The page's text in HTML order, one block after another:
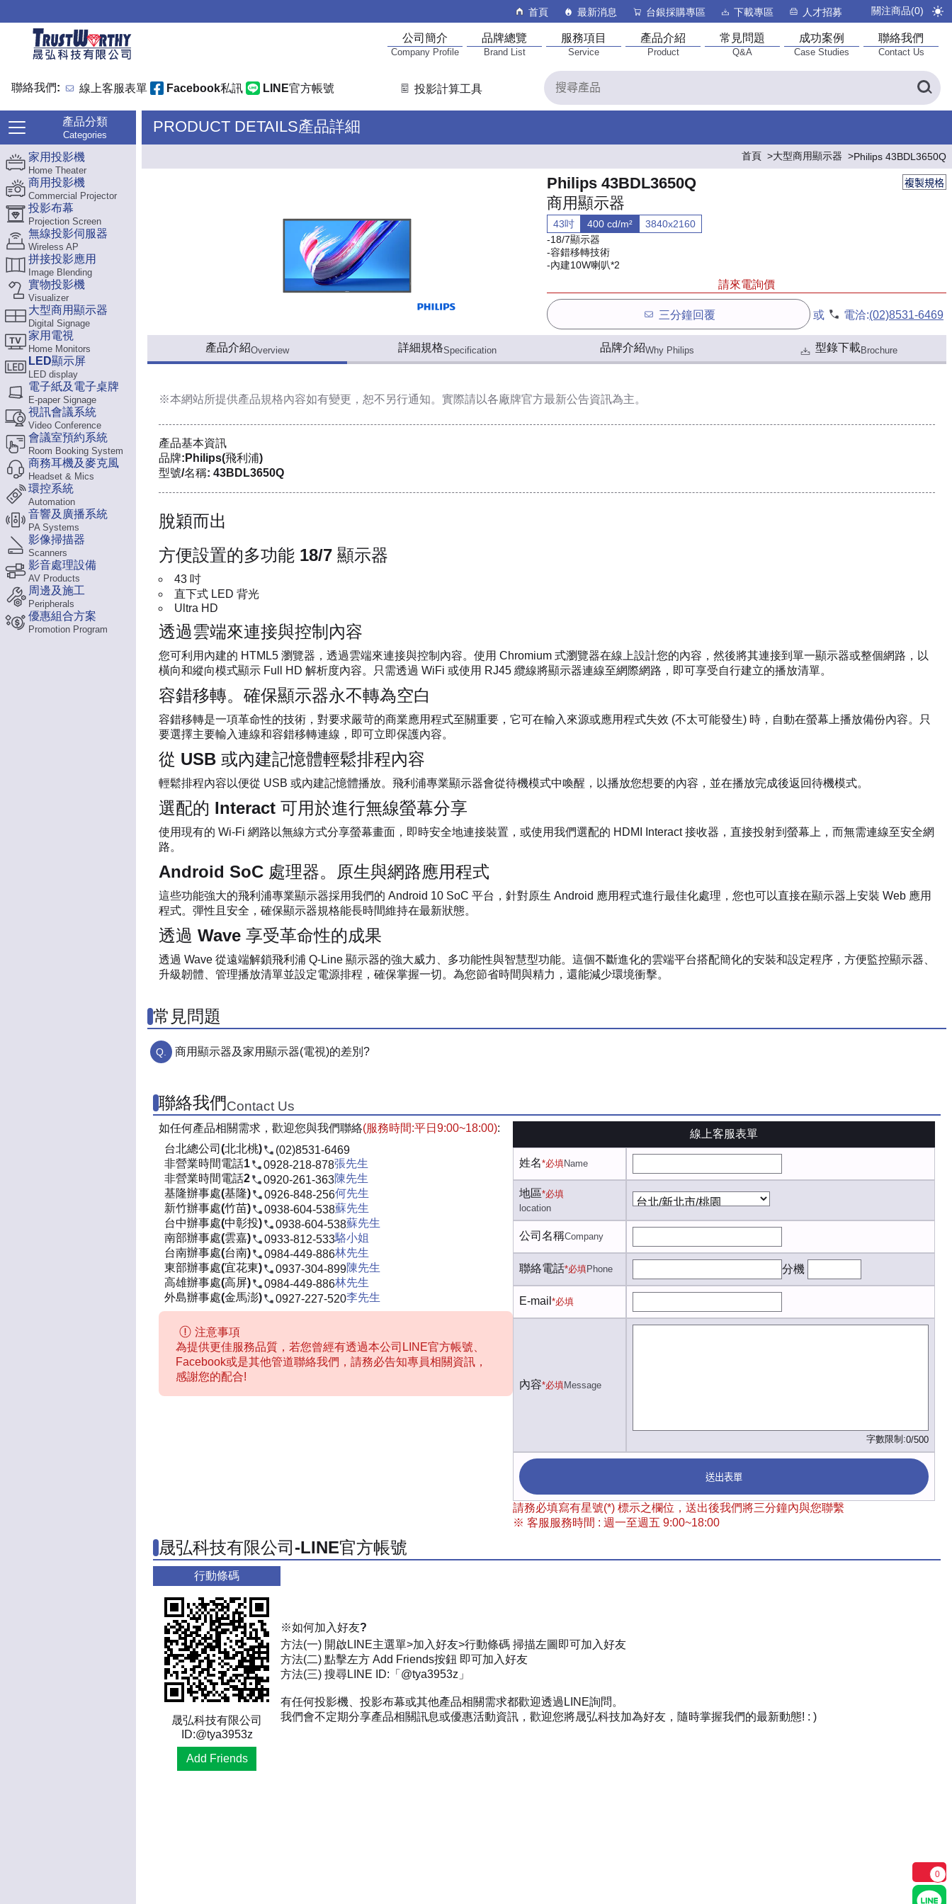
首頁 最新消息 台銀採購專區 下載專區 人才招募 關注商品(0)
公司簡介
Company Profile
品牌總覽
Brand List
服務項目
Service
產品介紹
Product
常見問題
Q&A
成功案例
Case Studies
聯絡我們
Contact Us
聯絡我們: 線上客服表單 Facebook私訊 LINE官方帳號 投影計算工具
產品分類
Categories
家用投影機
Home Theater
商用投影機
Commercial Projector
投影布幕
Projection Screen
無線投影伺服器
Wireless AP
拼接投影應用
Image Blending
實物投影機
Visualizer
大型商用顯示器
Digital Signage
家用電視
Home Monitors
LED顯示屏
LED display
電子紙及電子桌牌
E-paper Signage
視訊會議系統
Video Conference
會議室預約系統
Room Booking System
商務耳機及麥克風
Headset & Mics
環控系統
Automation
音響及廣播系統
PA Systems
影像掃描器
Scanners
影音處理設備
AV Products
周邊及施工
Peripherals
優惠組合方案
Promotion Program
PRODUCT DETAILS產品詳細
首頁 大型商用顯示器 Philips 43BDL3650Q
複製規格
Philips 43BDL3650Q
商用顯示器
43吋 400 cd/m²
3840x2160
-18/7顯示器
-容錯移轉技術
-內建10W喇叭*2
請來電詢價
三分鐘回覆 或 電洽:(02)8531-6469
產品介紹Overview 詳細規格Specification 品牌介紹Why Philips 型錄下載Brochure
※本網站所提供產品規格內容如有變更，恕不另行通知。實際請以各廠牌官方最新公告資訊為主。
產品基本資訊
品牌:Philips(飛利浦)
型號/名稱: 43BDL3650Q
脫穎而出
方便設置的多功能 18/7 顯示器
43 吋
直下式 LED 背光
Ultra HD
透過雲端來連接與控制內容
您可利用內建的 HTML5 瀏覽器，透過雲端來連接與控制內容。使用 Chromium 式瀏覽器在線上設計您的內容，然後將其連接到單一顯示器或整個網路，以
橫向和縱向模式顯示 Full HD 解析度內容。只需透過 WiFi 或使用 RJ45 纜線將顯示器連線至網際網路，即可享受自行建立的播放清單。
容錯移轉。確保顯示器永不轉為空白
容錯移轉是一項革命性的技術，對要求嚴苛的商業應用程式至關重要，它可在輸入來源或應用程式失效 (不太可能發生) 時，自動在螢幕上播放備份內容。只
要選擇主要輸入連線和容錯移轉連線，即可立即保護內容。
從 USB 或內建記憶體輕鬆排程內容
輕鬆排程內容以便從 USB 或內建記憶體播放。飛利浦專業顯示器會從待機模式中喚醒，以播放您想要的內容，並在播放完成後返回待機模式。
選配的 Interact 可用於進行無線螢幕分享
使用現有的 Wi-Fi 網路以無線方式分享螢幕畫面，即時安全地連接裝置，或使用我們選配的 HDMI Interact 接收器，直接投射到螢幕上，而無需連線至安全網
路。
Android SoC 處理器。原生與網路應用程式
這些功能強大的飛利浦專業顯示器採用我們的 Android 10 SoC 平台，針對原生 Android 應用程式進行最佳化處理，您也可以直接在顯示器上安裝 Web 應用
程式。彈性且安全，確保顯示器規格能長時間維持在最新狀態。
透過 Wave 享受革命性的成果
透過 Wave 從遠端解鎖飛利浦 Q-Line 顯示器的強大威力、多功能性與智慧型功能。這個不斷進化的雲端平台搭配簡化的安裝和設定程序，方便監控顯示器、
升級韌體、管理播放清單並設定電源排程，確保掌握一切。為您節省時間與精力，還能減少環境衝擊。
常見問題
商用顯示器及家用顯示器(電視)的差別?
聯絡我們Contact Us
如任何產品相關需求，歡迎您與我們聯絡(服務時間:平日9:00~18:00):
台北總公司(北北桃)
(02)8531-6469
非營業時間電話1
0928-218-878張先生
非營業時間電話2
0920-261-363陳先生
基隆辦事處(基隆)
0926-848-256何先生
新竹辦事處(竹苗)
0938-604-538蘇先生
台中辦事處(中彰投)
0938-604-538蘇先生
南部辦事處(雲嘉)
0933-812-533駱小姐
台南辦事處(台南)
0984-449-886林先生
東部辦事處(宜花東)
0937-304-899陳先生
高雄辦事處(高屏)
0984-449-886林先生
外島辦事處(金馬澎)
0927-227-520李先生
注意事項
為提供更佳服務品質，若您曾經有透過本公司LINE官方帳號、
Facebook或是其他管道聯絡我們，請務必告知專員相關資訊，
感謝您的配合!
線上客服表單
姓名*必填Name
地區*必填
location
公司名稱Company
聯絡電話*必填Phone 分機
E-mail *必填
內容*必填Message
字數限制:0/500
送出表單
請務必填寫有星號(*) 標示之欄位，送出後我們將三分鐘內與您聯繫
※ 客服服務時間 : 週一至週五 9:00~18:00
晟弘科技有限公司-LINE官方帳號
行動條碼
晟弘科技有限公司
ID:@tya3953z
Add Friends
※如何加入好友?
方法(一) 開啟LINE主選單>加入好友>行動條碼 掃描左圖即可加入好友
方法(二) 點擊左方 Add Friends按鈕 即可加入好友
方法(三) 搜尋LINE ID:「@tya3953z」
有任何投影機、投影布幕或其他產品相關需求都歡迎透過LINE詢問。
我們會不定期分享產品相關訊息或優惠活動資訊，歡迎您將晟弘科技加為好友，隨時掌握我們的最新動態! : )
0